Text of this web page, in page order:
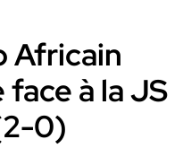
Africain
à la JS
0)